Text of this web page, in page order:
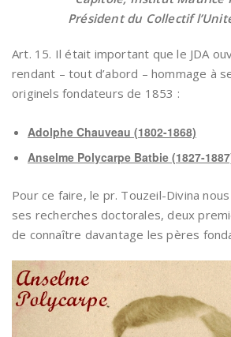
Président du Collectif
Art. 15. Il était important que le JDA
rendant – tout d’abord – hommage à
originels fondateurs de 1853 :
Adolphe Chauveau (1802-1868)
Anselme Polycarpe Batbie (1827-
Pour ce faire, le pr. Touzeil-Divina
ses recherches doctorales, deux
de connaître davantage les pères